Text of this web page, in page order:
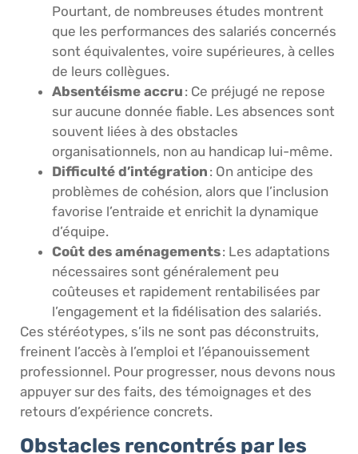
Pourtant, de nombreuses études montrent
que les performances des salariés concernés
sont équivalentes, voire supérieures, à celles
de leurs collègues.
Absentéisme accru : Ce préjugé ne repose
sur aucune donnée fiable. Les absences sont
souvent liées à des obstacles
organisationnels, non au handicap lui-même.
Difficulté d’intégration : On anticipe des
problèmes de cohésion, alors que l’inclusion
favorise l’entraide et enrichit la dynamique
d’équipe.
Coût des aménagements: Les adaptations
nécessaires sont généralement peu
coûteuses et rapidement rentabilisées par
l’engagement et la fidélisation des salariés.
Ces stéréotypes, s’ils ne sont pas déconstruits,
freinent l’accès à l’emploi et l’épanouissement
professionnel. Pour progresser, nous devons nous
appuyer sur des faits, des témoignages et des
retours d’expérience concrets.
Obstacles rencontrés par les